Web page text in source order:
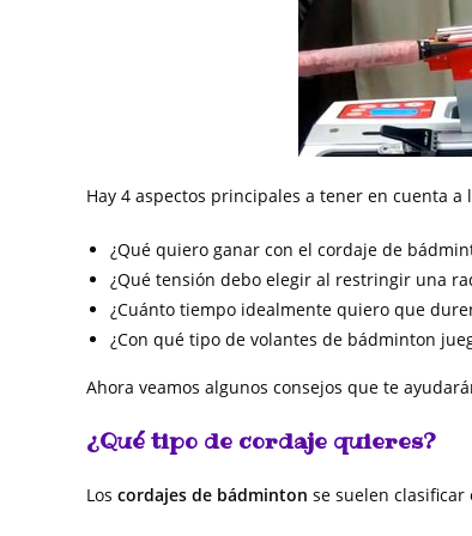
Hay 4 aspectos principales a tener en cuenta
¿Qué quiero ganar con el cordaje de
¿Qué tensión debo elegir al restringir una
¿Cuánto tiempo idealmente quiero que
¿Con qué tipo de volantes de bádminton
Ahora veamos algunos consejos que te
¿Qué tipo de cordaje quieres?
Los cordajes de bádminton se suelen